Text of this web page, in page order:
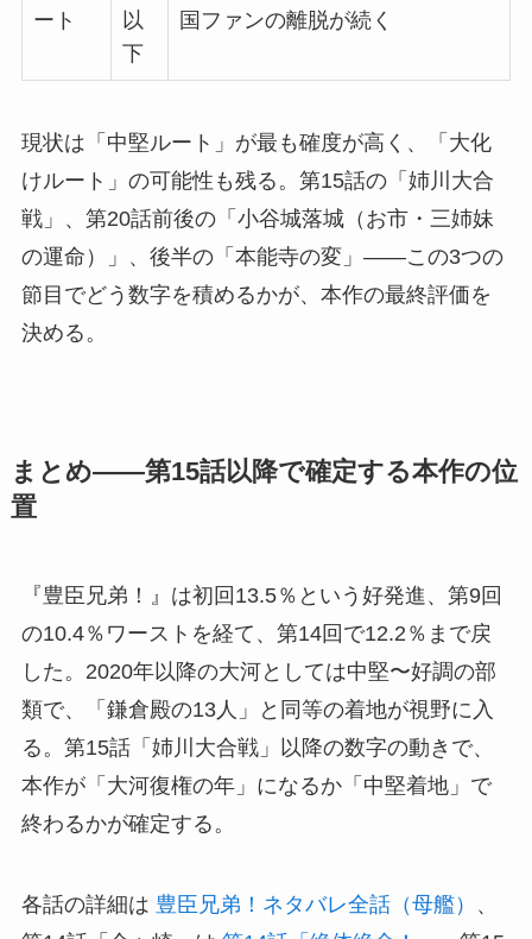
ート
以
下
国ファンの離脱が続く
現状は「中堅ルート」が最も確度が高く、「大化
けルート」の可能性も残る。第15話の「姉川大合
戦」、第20話前後の「小谷城落城（お市・三姉妹
の運命）」、後半の「本能寺の変」——この3つの
節目でどう数字を積めるかが、本作の最終評価を
決める。
まとめ——第15話以降で確定する本作の位
置
『豊臣兄弟！』は初回13.5％という好発進、第9回
の10.4％ワーストを経て、第14回で12.2％まで戻
した。2020年以降の大河としては中堅〜好調の部
類で、「鎌倉殿の13人」と同等の着地が視野に入
る。第15話「姉川大合戦」以降の数字の動きで、
本作が「大河復権の年」になるか「中堅着地」で
終わるかが確定する。
各話の詳細は 豊臣兄弟！ネタバレ全話（母艦）
、